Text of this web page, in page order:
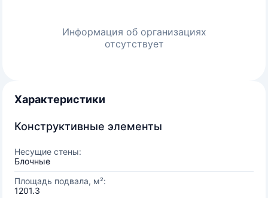
Информация об организациях
отсутствует
Характеристики
Конструктивные элементы
Несущие стены:
Блочные
Площадь подвала, м²:
1201.3